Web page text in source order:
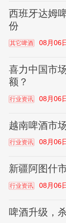
西班牙达姆
份
其它啤酒 08月06
喜力中国市
额？
行业资讯 08月06
越南啤酒市
行业资讯 08月06
新疆阿图什
行业资讯 08月06
啤酒升级，